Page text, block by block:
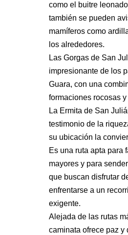
como el buitre
también se pueden
mamíferos como
los alrededores.
Las Gorgas de San
impresionante de los
Guara, con una
formaciones rocosas
La Ermita de San
testimonio de la
su ubicación la
Es una ruta apta para
mayores y para
que buscan disfrutar
enfrentarse a un
exigente.
Alejada de las rutas
caminata ofrece paz y